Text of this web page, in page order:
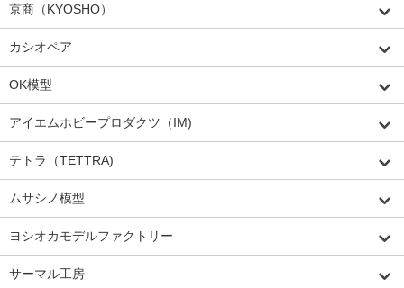
京商（KYOSHO）
カシオペア
OK模型
アイエムホビープロダクツ（IM)
テトラ（TETTRA)
ムサシノ模型
ヨシオカモデルファクトリー
サーマル工房